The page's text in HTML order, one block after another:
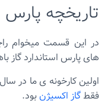
تاریخچه پارس
در این قسمت میخوام
های پارس استاندارد گاز
فقط گاز اکسیژن بود.